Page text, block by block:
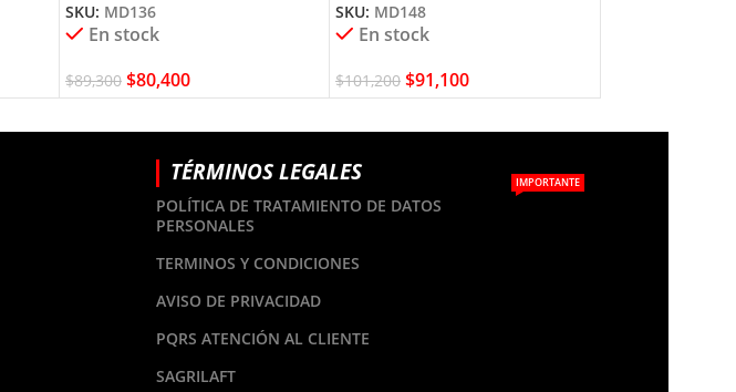
SKU: MD136
En stock
$89,300 $80,400
SKU: MD148
En stock
$101,200 $91,100
TÉRMINOS LEGALES
POLÍTICA DE TRATAMIENTO DE DATOS
PERSONALES
IMPORTANTE
TERMINOS Y CONDICIONES
AVISO DE PRIVACIDAD
PQRS ATENCIÓN AL CLIENTE
SAGRILAFT